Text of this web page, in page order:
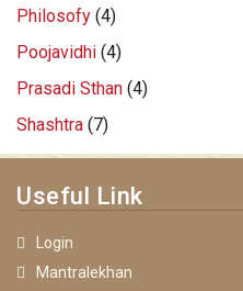
Philosofy (4)
Poojavidhi (4)
Prasadi Sthan (4)
Shashtra (7)
Useful Link
Login
Mantralekhan